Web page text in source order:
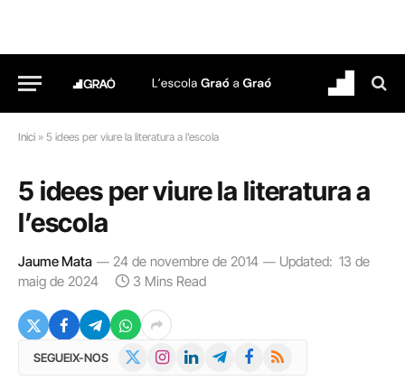
Inici » 5 idees per viure la literatura a l’escola
5 idees per viure la literatura a
l’escola
Jaume Mata 24 de novembre de 2014 Updated: 13 de
maig de 2024
3 Mins Read
SEGUEIX-NOS InstagramLinkedInTelegramFacebook
RSS